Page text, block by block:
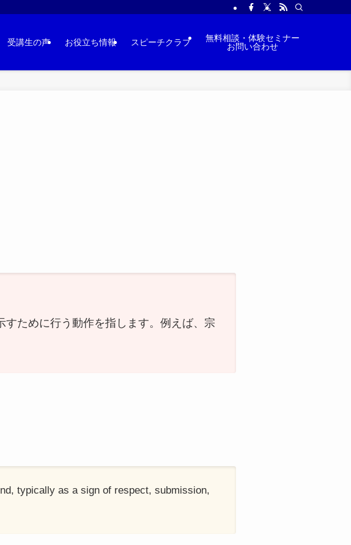
受講生の声 お役立ち情報 スピーチクラブ
無料相談・体験セミナー
お問い合わせ
ために行う動作を指します。例えば、宗
typically as a sign of respect, submission,